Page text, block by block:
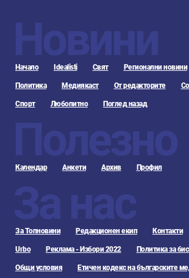
Новини
Начало Idealisti Свят Регионални новини
Политика Медиякаст От редакторите
Спорт Любопитно Поглед назад
Полезно
Календар Анкети Архив Профил
За нас
За Топновини Редакционен екип Контакти
Urbo Реклама - Избори 2022 Политика за
Общи условия Етичен кодекс на българските